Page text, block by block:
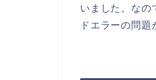
いました。なの
ドエラーの問題